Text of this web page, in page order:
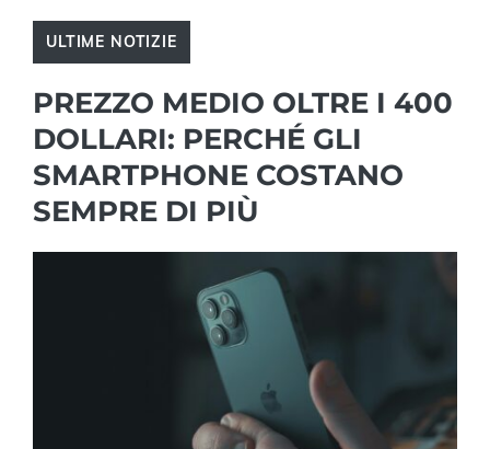
ULTIME NOTIZIE
PREZZO MEDIO OLTRE I 400
DOLLARI: PERCHÉ GLI
SMARTPHONE COSTANO
SEMPRE DI PIÙ